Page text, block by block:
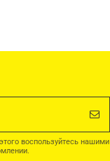
воспользуйтесь нашими